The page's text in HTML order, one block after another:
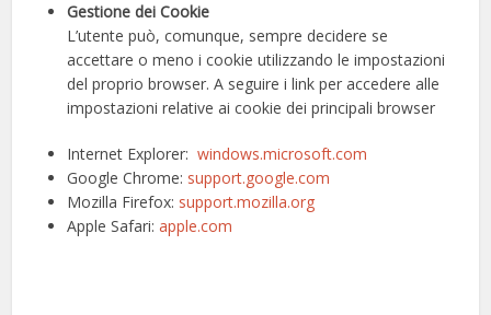
Gestione dei Cookie
L’utente può, comunque, sempre decidere se
accettare o meno i cookie utilizzando le impostazioni
del proprio browser. A seguire i link per accedere alle
impostazioni relative ai cookie dei principali browser
Internet Explorer: windows.microsoft.com
Google Chrome: support.google.com
Mozilla Firefox: support.mozilla.org
Apple Safari:apple.com